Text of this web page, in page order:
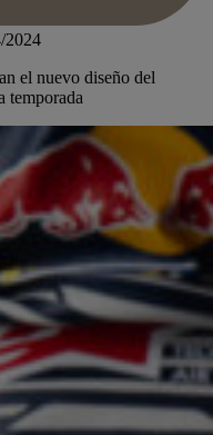
2024
el nuevo diseño del
temporada